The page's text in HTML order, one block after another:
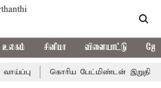
உலகம் சினிமா விளையாட்டு
கொரிய பேட்மிண்டன் இறுதி